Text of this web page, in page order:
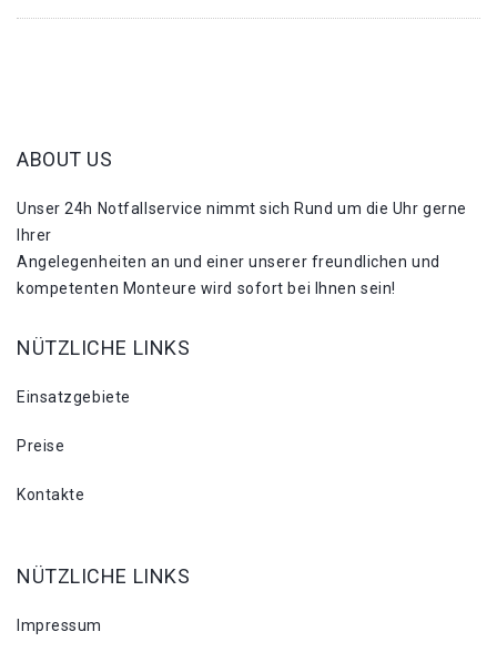
ABOUT US
Unser 24h Notfallservice nimmt sich Rund um die Uhr gerne
Ihrer
Angelegenheiten an und einer unserer freundlichen und
kompetenten Monteure wird sofort bei Ihnen sein!
NÜTZLICHE LINKS
Einsatzgebiete
Preise
Kontakte
NÜTZLICHE LINKS
Impressum